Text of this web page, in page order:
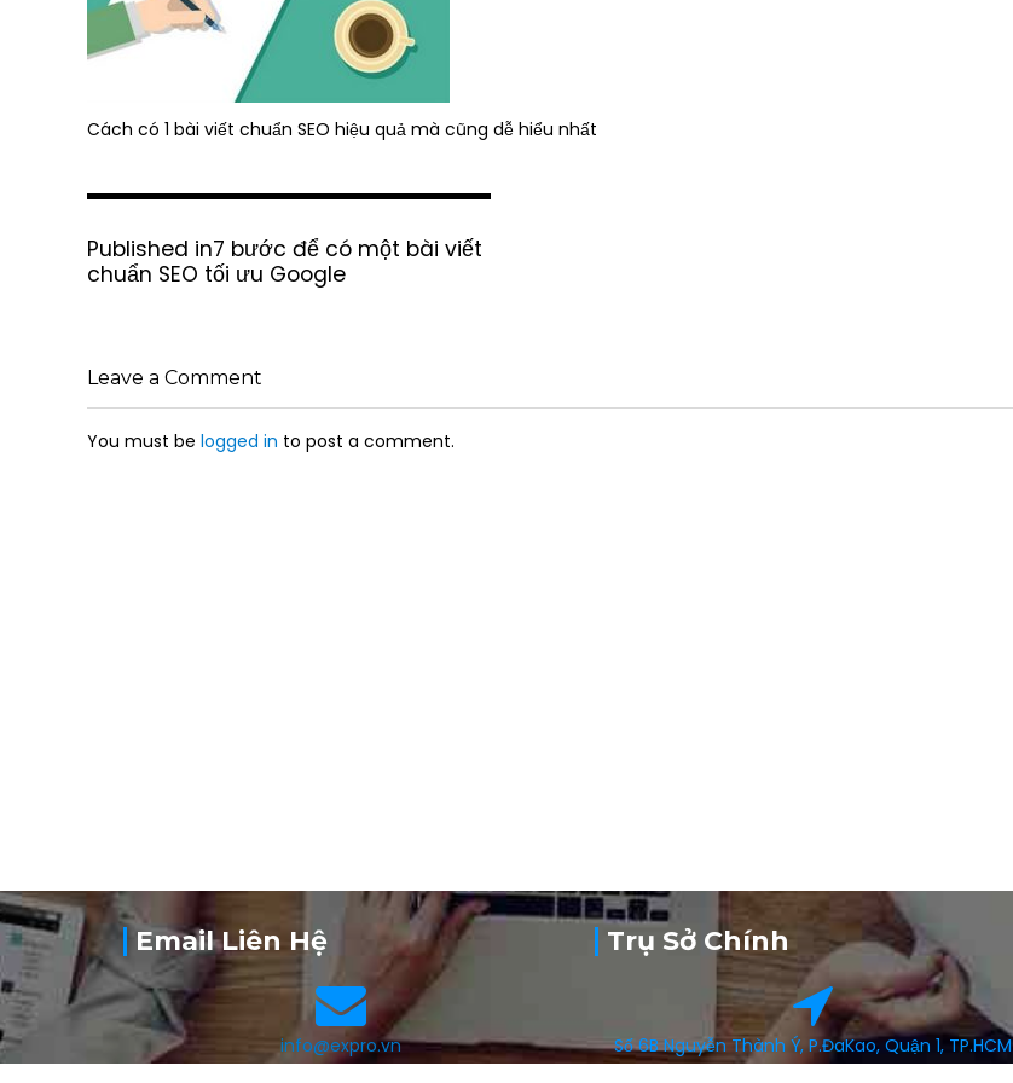
Cách có 1 bài viết chuẩn SEO hiệu quả mà cũng dễ hiểu nhất
o
s
a
v
i
g
Published in7 bước để có một bài viết
chuẩn SEO tối ưu Google
Leave a Comment
You must be logged in to post a comment.
Email Liên Hệ
info@expro.vn
Trụ Sở Chính
Số 6B Nguyễn Thành Ý, P.ĐaKao, Quận 1, TP.HCM